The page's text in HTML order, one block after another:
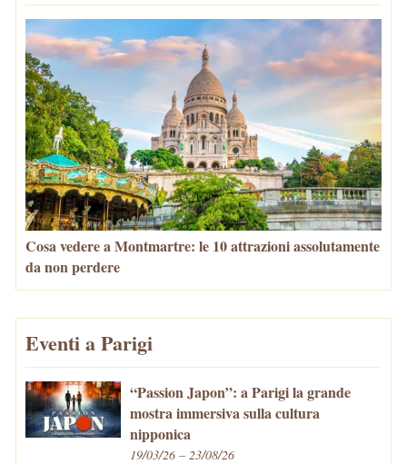
Cosa vedere a Montmartre: le 10 attrazioni assolutamente
da non perdere
Eventi a Parigi
“Passion Japon”: a Parigi la grande
mostra immersiva sulla cultura
nipponica
19/03/26 – 23/08/26